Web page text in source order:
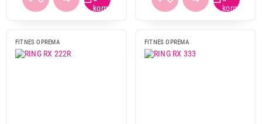
FITNES OPREMA FITNES OPREMA